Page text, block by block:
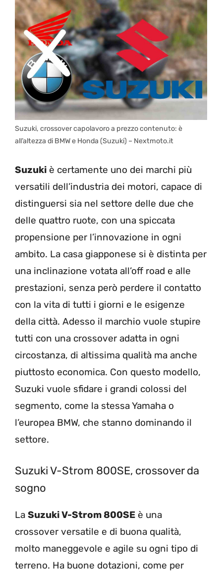
Suzuki, crossover capolavoro a prezzo contenuto: è
all’altezza di BMW e Honda (Suzuki) – Nextmoto.it
Suzuki è certamente uno dei marchi più
versatili dell’industria dei motori, capace di
distinguersi sia nel settore delle due che
delle quattro ruote, con una spiccata
propensione per l’innovazione in ogni
ambito. La casa giapponese si è distinta per
una inclinazione votata all’off road e alle
prestazioni, senza però perdere il contatto
con la vita di tutti i giorni e le esigenze
della città. Adesso il marchio vuole stupire
tutti con una crossover adatta in ogni
circostanza, di altissima qualità ma anche
piuttosto economica. Con questo modello,
Suzuki vuole sfidare i grandi colossi del
segmento, come la stessa Yamaha o
l’europea BMW, che stanno dominando il
settore.
Suzuki V-Strom 800SE, crossover da
sogno
La Suzuki V-Strom 800SE è una
crossover versatile e di buona qualità,
molto maneggevole e agile su ogni tipo di
terreno. Ha buone dotazioni, come per